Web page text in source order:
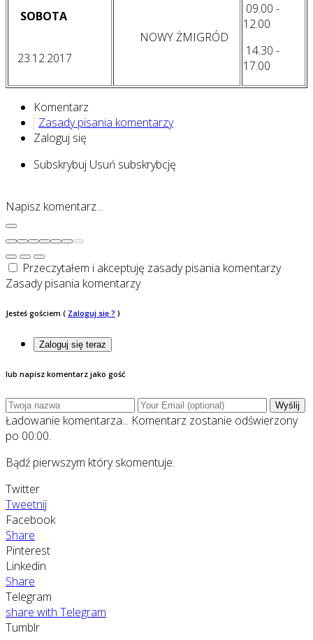
SOBOTA
23.12.2017
NOWY ŻMIGRÓD
09.00 -
12.00
14.30 -
17.00
Komentarz
Zasady pisania komentarzy
Zaloguj się
Subskrybuj Usuń subskrybcję
Napisz komentarz...
Przeczytałem i akceptuję zasady pisania komentarzy
Zasady pisania komentarzy
Jesteś gościem ( Zaloguj się ? )
Zaloguj się teraz
lub napisz komentarz jako gość
Wyślij
Ładowanie komentarza... Komentarz zostanie odświerzony
po 00:00.
Bądź pierwszym który skomentuje.
Twitter
Tweetnij
Facebook
Share
Pinterest
Linkedin
Share
Telegram
share with Telegram
Tumblr